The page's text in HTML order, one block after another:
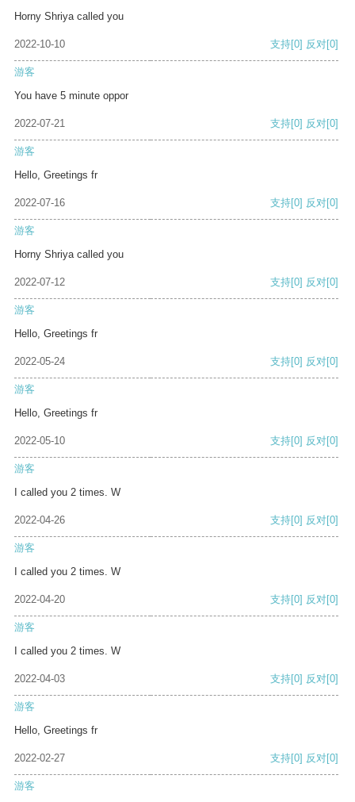
Horny Shriya called you
2022-10-10 支持[0] 反对[0]
游客
You have 5 minute oppor
2022-07-21 支持[0] 反对[0]
游客
Hello, Greetings fr
2022-07-16 支持[0] 反对[0]
游客
Horny Shriya called you
2022-07-12 支持[0] 反对[0]
游客
Hello, Greetings fr
2022-05-24 支持[0] 反对[0]
游客
Hello, Greetings fr
2022-05-10 支持[0] 反对[0]
游客
I called you 2 times. W
2022-04-26 支持[0] 反对[0]
游客
I called you 2 times. W
2022-04-20 支持[0] 反对[0]
游客
I called you 2 times. W
2022-04-03 支持[0] 反对[0]
游客
Hello, Greetings fr
2022-02-27 支持[0] 反对[0]
游客